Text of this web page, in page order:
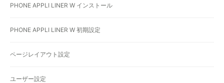
PHONE APPLI LINER W インストール
PHONE APPLI LINER W 初期設定
ページレイアウト設定
ユーザー設定